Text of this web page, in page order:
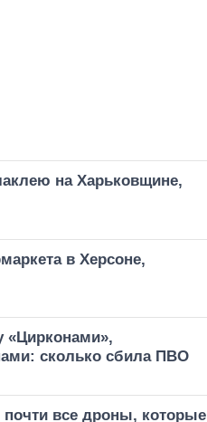
на Харьковщине,
в Херсоне,
«Цирконами»,
сколько сбила ПВО
все дроны, которые